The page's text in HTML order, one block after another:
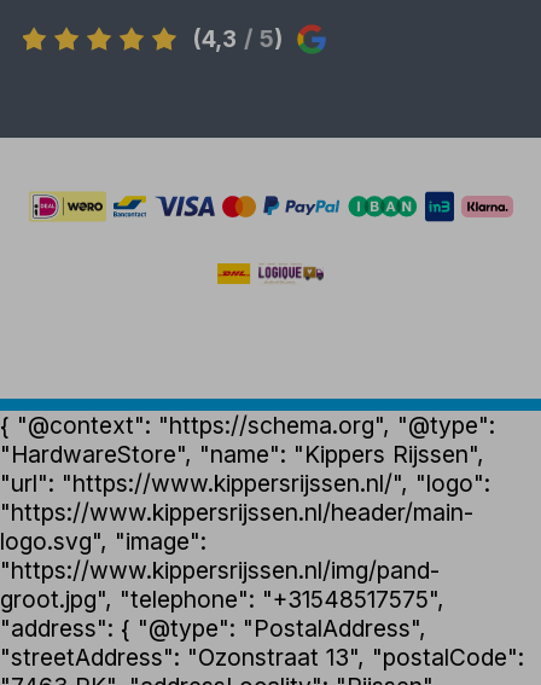
(4,3 / 5)
{ "@context": "https://schema.org", "@type":
"HardwareStore", "name": "Kippers Rijssen",
"url": "https://www.kippersrijssen.nl/", "logo":
"https://www.kippersrijssen.nl/header/main-
logo.svg", "image":
"https://www.kippersrijssen.nl/img/pand-
groot.jpg", "telephone": "+31548517575",
"address": { "@type": "PostalAddress",
"streetAddress": "Ozonstraat 13", "postalCode":